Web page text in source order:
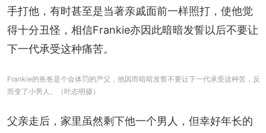
手打他，有时甚至是当著亲戚面前一样照打，使他觉
得十分丑怪，相信Frankie亦因此暗暗发誓以后不要让
下一代承受这种痛苦。
Frankie的爸爸是个会体罚的严父，他因而暗暗发誓不要让下一代承受这种苦，反
而变了小男人。（叶志明摄）
父亲走后，家里虽然剩下他一个男人，但幸好年长的